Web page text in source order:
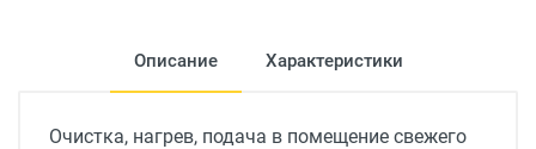
Описание Характеристики
Очистка, нагрев, подача в помещение свежего